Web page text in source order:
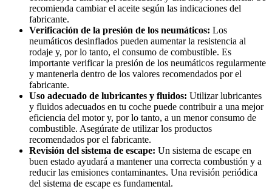
recomienda cambiar el aceite según las indicaciones del
fabricante.
Verificación de la presión de los neumáticos: Los
neumáticos desinflados pueden aumentar la resistencia al
rodaje y, por lo tanto, el consumo de combustible. Es
importante verificar la presión de los neumáticos regularmente
y mantenerla dentro de los valores recomendados por el
fabricante.
Uso adecuado de lubricantes y fluidos: Utilizar lubricantes
y fluidos adecuados en tu coche puede contribuir a una mejor
eficiencia del motor y, por lo tanto, a un menor consumo de
combustible. Asegúrate de utilizar los productos
recomendados por el fabricante.
Revisión del sistema de escape: Un sistema de escape en
buen estado ayudará a mantener una correcta combustión y a
reducir las emisiones contaminantes. Una revisión periódica
del sistema de escape es fundamental.